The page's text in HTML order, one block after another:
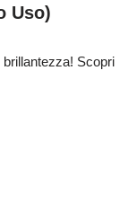
Uso)
Scopri